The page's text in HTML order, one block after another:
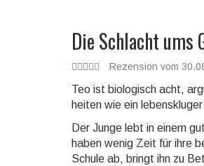
Die Schlacht ums
Rezension vom
Teo ist biologisch acht,
hei­ten wie ein
Der Junge lebt in einem
haben wenig Zeit für ihre
Schule ab, bringt ihn zu